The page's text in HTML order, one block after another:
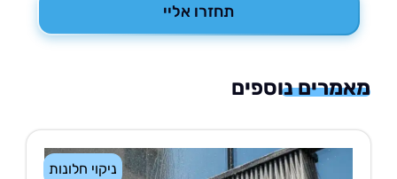
תחזרו אליי
נוספים
ניקוי חלונות